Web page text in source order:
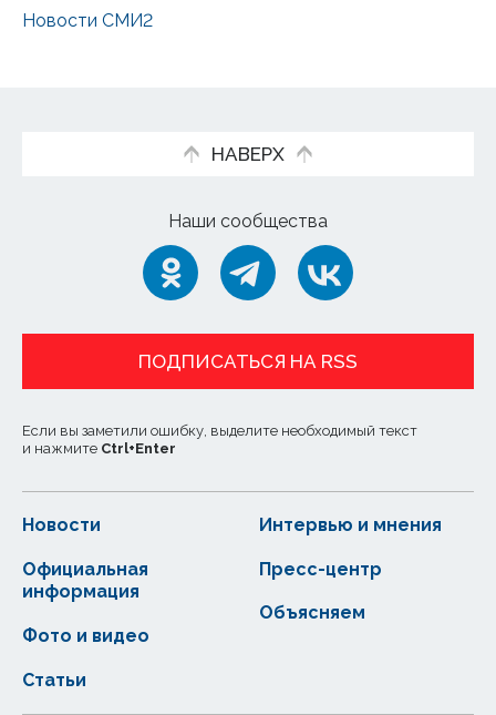
Новости СМИ2
НАВЕРХ
Наши сообщества
ПОДПИСАТЬСЯ НА RSS
Если вы заметили ошибку, выделите необходимый текст
и нажмите Ctrl+Enter
Новости
Статьи
Официальная
информация
Интервью и мнения
Фото и видео
Пресс-центр
Объясняем